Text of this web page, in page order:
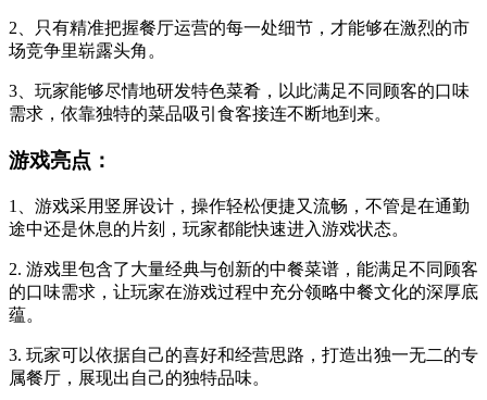
2、只有精准把握餐厅运营的每一处细节，才能够在激烈的市
场竞争里崭露头角。
3、玩家能够尽情地研发特色菜肴，以此满足不同顾客的口味
需求，依靠独特的菜品吸引食客接连不断地到来。
游戏亮点：
1、游戏采用竖屏设计，操作轻松便捷又流畅，不管是在通勤
途中还是休息的片刻，玩家都能快速进入游戏状态。
2. 游戏里包含了大量经典与创新的中餐菜谱，能满足不同顾客
的口味需求，让玩家在游戏过程中充分领略中餐文化的深厚底
蕴。
3. 玩家可以依据自己的喜好和经营思路，打造出独一无二的专
属餐厅，展现出自己的独特品味。